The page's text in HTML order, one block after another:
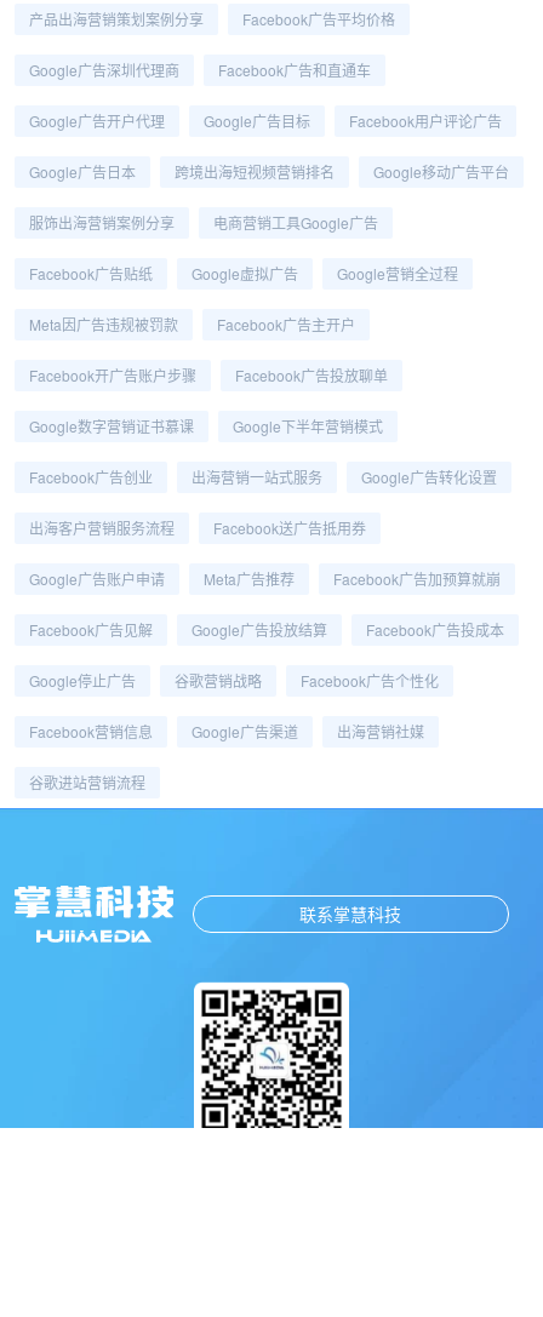
产品出海营销策划案例分享 Facebook广告平均价格
Google广告深圳代理商 Facebook广告和直通车
Google广告开户代理 Google广告目标 Facebook用户评论广告
Google广告日本 跨境出海短视频营销排名 Google移动广告平台
服饰出海营销案例分享 电商营销工具Google广告
Facebook广告贴纸 Google虚拟广告 Google营销全过程
Meta因广告违规被罚款 Facebook广告主开户
Facebook开广告账户步骤 Facebook广告投放聊单
Google数字营销证书慕课 Google下半年营销模式
Facebook广告创业 出海营销一站式服务 Google广告转化设置
出海客户营销服务流程 Facebook送广告抵用券
Google广告账户申请 Meta广告推荐 Facebook广告加预算就崩
Facebook广告见解 Google广告投放结算 Facebook广告投成本
Google停止广告 谷歌营销战略 Facebook广告个性化
Facebook营销信息 Google广告渠道 出海营销社媒
谷歌进站营销流程
联系掌慧科技